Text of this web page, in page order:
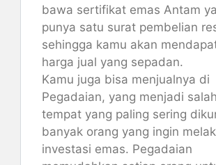
bawa sertifikat emas Antam
punya satu surat pembelian
sehingga kamu akan
harga jual yang sepadan.
Kamu juga bisa menjualnya di
Pegadaian, yang menjadi
tempat yang paling sering
banyak orang yang ingin
investasi emas. Pegadaian